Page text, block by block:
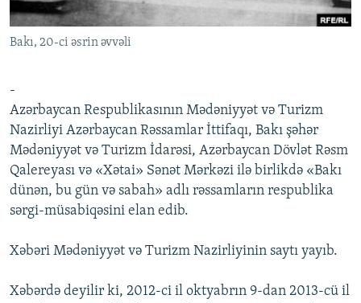
AZADLIQRADIOSU MOBIL TELEFONUNUZDA
BIZIMLƏ ƏLAQƏ
RFE/RL-in bütün saytları
Bakı, 20-ci əsrin əvvəli
-
Azərbaycan Respublikasının Mədəniyyət və Turizm
Nazirliyi Azərbaycan Rəssamlar İttifaqı, Bakı şəhər
Mədəniyyət və Turizm İdarəsi, Azərbaycan Dövlət Rəsm
Qalereyası və «Xətai» Sənət Mərkəzi ilə birlikdə «Bakı
dünən, bu gün və sabah» adlı rəssamların respublika
sərgi-müsabiqəsini elan edib.
Xəbəri Mədəniyyət və Turizm Nazirliyinin saytı yayıb.
Xəbərdə deyilir ki, 2012-ci il oktyabrın 9-dan 2013-cü il